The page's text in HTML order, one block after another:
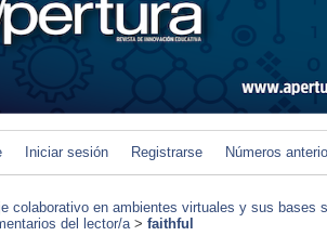
Iniciar sesión Registrarse Números
colaborativo en ambientes virtuales y sus
del lector/a> faithful